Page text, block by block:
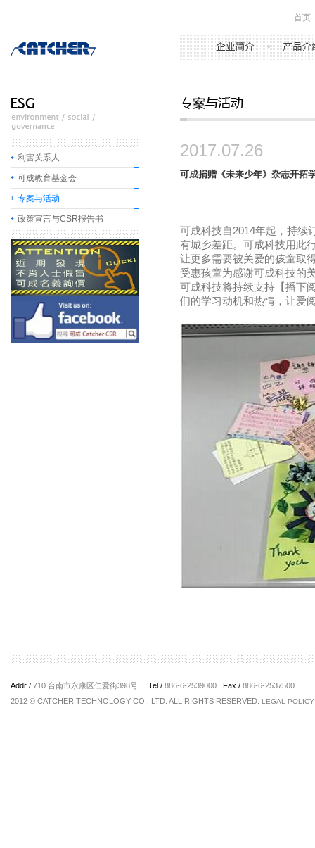
利害关系人
可成教育基金会
专案与活动
政策宣言与CSR报告书
2017.07.26
可成捐赠《未来少年》杂志开拓
可成科技自2014年起，持续
有城乡差距。可成科技用此
让更多需要被关爱的孩童取
受惠孩童为感谢可成科技的
可成科技将持续支持【播下
们的学习动机和热情，让爱
Addr / 710 台南市永康区仁爱街398号 Tel / 886-6-2539000 Fax / 886-6-2537500
2012 © CATCHER TECHNOLOGY CO., LTD. ALL RIGHTS RESERVED.
LEGAL POLICY
首页